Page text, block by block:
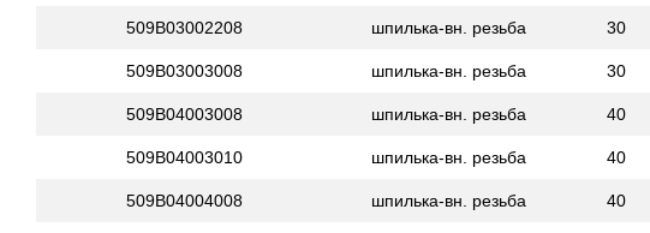
509B03002208 шпилька-вн. резьба 30
509B03003008 шпилька-вн. резьба 30
509B04003008 шпилька-вн. резьба 40
509B04003010 шпилька-вн. резьба 40
509B04004008 шпилька-вн. резьба 40